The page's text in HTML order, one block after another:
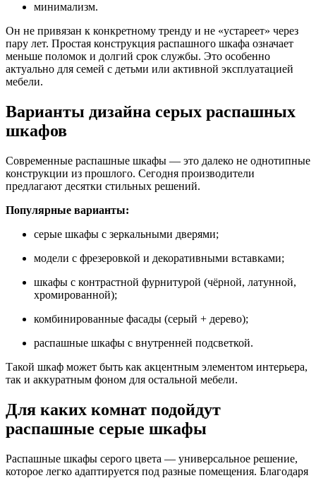
минимализм.
Он не привязан к конкретному тренду и не «устареет» через
пару лет. Простая конструкция распашного шкафа означает
меньше поломок и долгий срок службы. Это особенно
актуально для семей с детьми или активной эксплуатацией
мебели.
Варианты дизайна серых распашных
шкафов
Современные распашные шкафы — это далеко не однотипные
конструкции из прошлого. Сегодня производители
предлагают десятки стильных решений.
Популярные варианты:
серые шкафы с зеркальными дверями;
модели с фрезеровкой и декоративными вставками;
шкафы с контрастной фурнитурой (чёрной, латунной,
хромированной);
комбинированные фасады (серый + дерево);
распашные шкафы с внутренней подсветкой.
Такой шкаф может быть как акцентным элементом интерьера,
так и аккуратным фоном для остальной мебели.
Для каких комнат подойдут
распашные серые шкафы
Распашные шкафы серого цвета — универсальное решение,
которое легко адаптируется под разные помещения. Благодаря